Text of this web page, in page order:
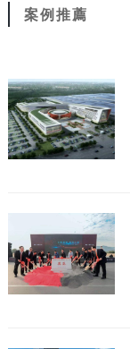
案例推薦